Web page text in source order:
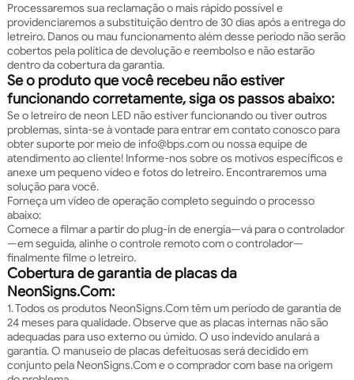
Processaremos sua reclamação o mais rápido possível e
providenciaremos a substituição dentro de 30 dias após a entrega do
letreiro. Danos ou mau funcionamento além desse período não serão
cobertos pela política de devolução e reembolso e não estarão
dentro da cobertura da garantia.
Se o produto que você recebeu não estiver
funcionando corretamente, siga os passos abaixo:
Se o letreiro de neon LED não estiver funcionando ou tiver outros
problemas, sinta-se à vontade para entrar em contato conosco para
obter suporte por meio de info@bps.com ou nossa equipe de
atendimento ao cliente! Informe-nos sobre os motivos específicos e
anexe um pequeno vídeo e fotos do letreiro. Encontraremos uma
solução para você.
Forneça um vídeo de operação completo seguindo o processo
abaixo:
Comece a filmar a partir do plug-in de energia—vá para o controlador
—em seguida, alinhe o controle remoto com o controlador—
finalmente filme o letreiro.
Cobertura de garantia de placas da
NeonSigns.Com:
1. Todos os produtos NeonSigns.Com têm um período de garantia de
24 meses para qualidade. Observe que as placas internas não são
adequadas para uso externo ou úmido. O uso indevido anulará a
garantia. O manuseio de placas defeituosas será decidido em
conjunto pela NeonSigns.Com e o comprador com base na origem